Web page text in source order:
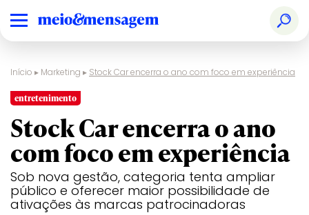
Início ▸ Marketing ▸ Stock Car encerra o ano com foco em experiência
entretenimento
Stock Car encerra o ano
com foco em experiência
Sob nova gestão, categoria tenta ampliar
público e oferecer maior possibilidade de
ativações às marcas patrocinadoras